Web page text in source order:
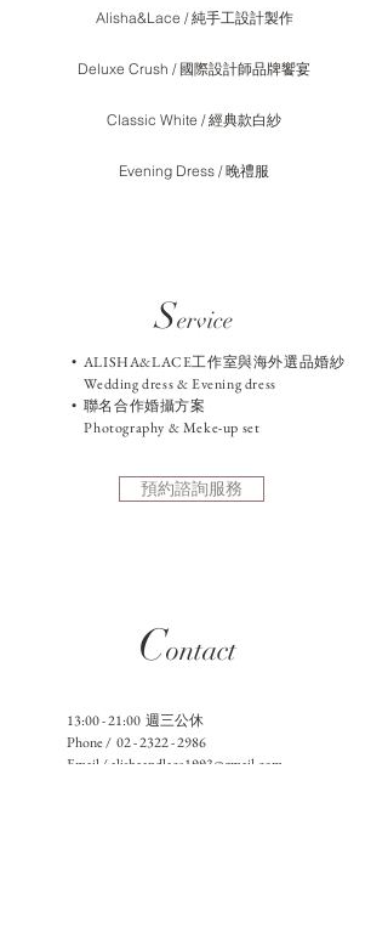
Alisha&Lace / 純手工設計製作
Deluxe Crush / 國際設計師品牌饗宴
Classic White / 經典款白紗
Evening Dress / 晚禮服
Service
• ALISHA&LACE工作室與海外選品婚紗
Wedding dress & Evening dress
• 聯名合作婚攝方案
Photography & Meke-up set
預約諮詢服務
Contact
13:00 - 21:00 週三公休
Phone / 02 - 2322 - 2986
Email /alishaandlace1993@gmail.com